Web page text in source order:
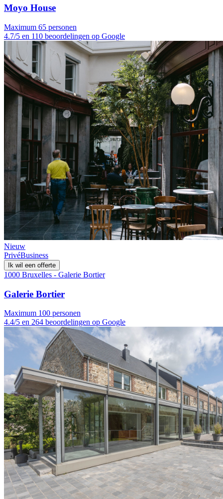
Moyo House
Maximum 65 personen
4.7/5 en 110 beoordelingen op Google
Nieuw
PrivéBusiness
Ik wil een offerte
1000 Bruxelles - Galerie Bortier
Galerie Bortier
Maximum 100 personen
4.4/5 en 264 beoordelingen op Google